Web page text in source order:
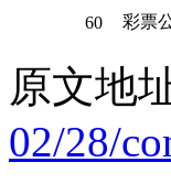
60
彩票
原文地
02/28/